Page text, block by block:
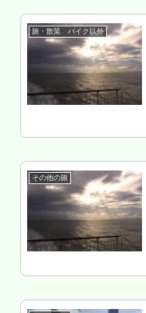
旅・散策 バイク以外
その他の旅